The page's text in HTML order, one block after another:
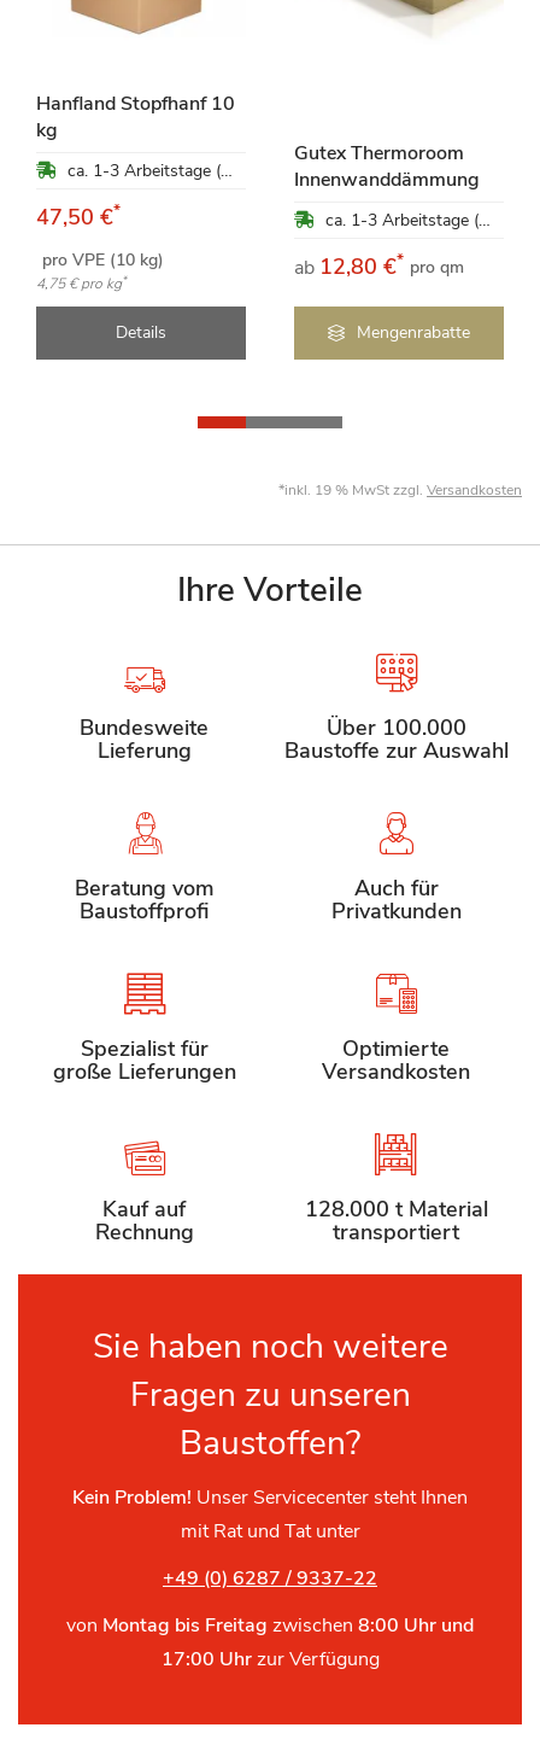
Hanfland Stopfhanf 10
kg
ca. 1-3 Arbeitstage (Mo-Fr)
47,50 €*
pro VPE (10 kg)
4,75 €pro kg*
Details
Gutex Thermoroom
Innenwanddämmung
ca. 1-3 Arbeitstage (Mo-Fr)
ab 12,80 €* pro qm
Mengenrabatte
*inkl. 19 % MwSt zzgl. Versandkosten
Ihre Vorteile
Bundesweite
Lieferung
Über 100.000
Baustoffe zur Auswahl
Beratung vom
Baustoffprofi
Auch für
Privatkunden
Spezialist für
große Lieferungen
Optimierte
Versandkosten
Kauf auf
Rechnung
128.000 t Material
transportiert
Sie haben noch weitere
Fragen zu unseren
Baustoffen?
Kein Problem! Unser Servicecenter steht Ihnen
mit Rat und Tat unter
+49 (0) 6287 / 9337-22
von Montag bis Freitag zwischen 8:00 Uhr und
17:00 Uhrzur Verfügung